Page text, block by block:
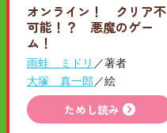
オンライン！ クリア不
可能！？ 悪魔のゲー
ム！
雨蛙 ミドリ ／著者
大塚 真一郎 ／絵
ためし読み